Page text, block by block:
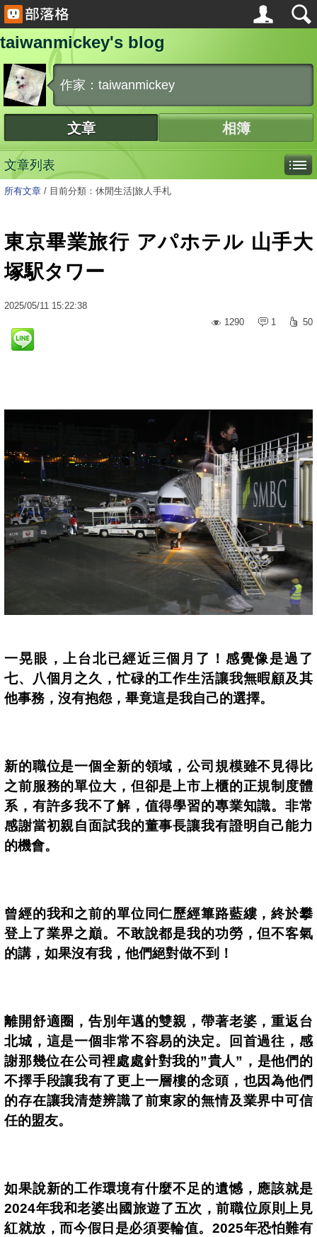
taiwanmickey's blog
作家：taiwanmickey
文章 相簿
文章列表
所有文章 / 目前分類：休閒生活|旅人手札
東京畢業旅行 アパホテル 山手大
塚駅タワー
2025/05/11 15:22:38
1290
1 50
一晃眼，上台北已經近三個月了！感覺像是過了
七、八個月之久，忙碌的工作生活讓我無暇顧及其
他事務，沒有抱怨，畢竟這是我自己的選擇。
新的職位是一個全新的領域，公司規模雖不見得比
之前服務的單位大，但卻是上市上櫃的正規制度體
系，有許多我不了解，值得學習的專業知識。非常
感謝當初親自面試我的董事長讓我有證明自己能力
的機會。
曾經的我和之前的單位同仁歷經篳路藍縷，終於攀
登上了業界之巔。不敢說都是我的功勞，但不客氣
的講，如果沒有我，他們絕對做不到！
離開舒適圈，告別年邁的雙親，帶著老婆，重返台
北城，這是一個非常不容易的決定。回首過往，感
謝那幾位在公司裡處處針對我的”貴人” ， 是他們的
不擇手段讓我有了更上一層樓的念頭，也因為他們
的存在讓我清楚辨識了前東家的無情及業界中可信
任的盟友。
如果說新的工作環境有什麼不足的遺憾，應該就是
2024年我和老婆出國旅遊了五次，前職位原則上見
紅就放，而今假日是必須要輪值。 2025年恐怕難有